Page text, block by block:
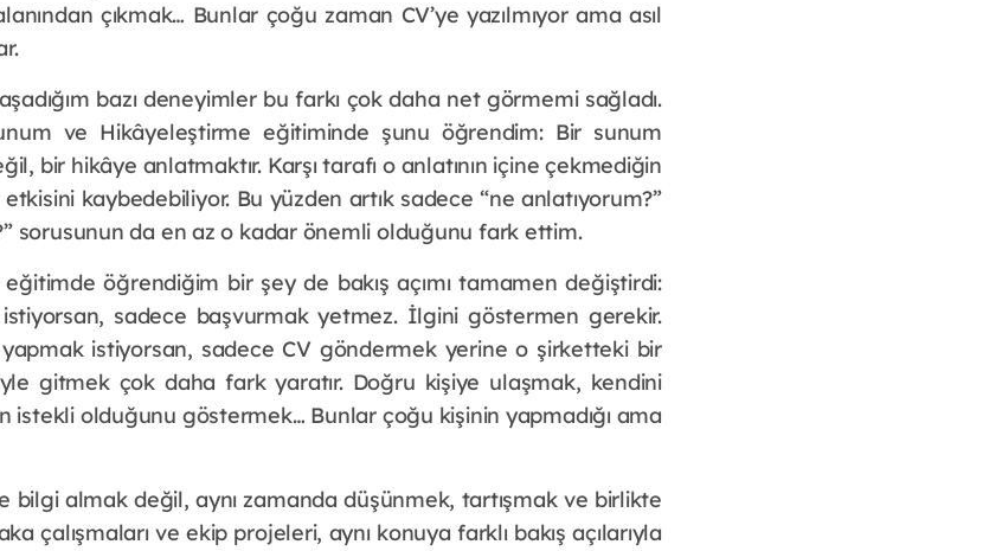
çıkmak… Bunlar çoğu zaman CV’ye yazılmıyor ama asıl
bazı deneyimler bu farkı çok daha net görmemi sağladı.
ve Hikâyeleştirme eğitiminde şunu öğrendim: Bir sunum
bir hikâye anlatmaktır. Karşı tarafı o anlatının içine çekmediğin
kaybedebiliyor. Bu yüzden artık sadece “ne anlatıyorum?”
sorusunun da en az o kadar önemli olduğunu fark ettim.
öğrendiğim bir şey de bakış açımı tamamen değiştirdi:
sadece başvurmak yetmez. İlgini göstermen gerekir.
istiyorsan, sadece CV göndermek yerine o şirketteki bir
gitmek çok daha fark yaratır. Doğru kişiye ulaşmak, kendini
olduğunu göstermek… Bunlar çoğu kişinin yapmadığı ama
bilgi almak değil, aynı zamanda düşünmek, tartışmak ve birlikte
çalışmaları ve ekip projeleri, aynı konuya farklı bakış açılarıyla